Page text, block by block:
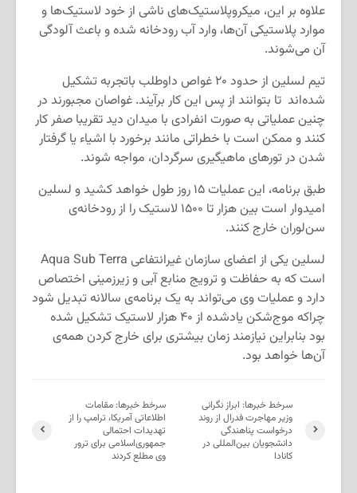
علاوه بر این، میکروپلاستیک‌های ناشی از خود لاستیک‌ها و
موارد پلاستیکی آن‌ها، وارد آب رودخانه شده و باعث آلودگی
آن می‌شوند.
تیم لسلین از حدود ۲۰ غواص داوطلب باتجربه تشکیل
شده‌اند تا بتوانند از پس این کار برآیند. غواصان مجبورند در
چنین عملیاتی به صورت انفرادی با میدان دید تقریبا صفر کار
کنند و ممکن است با خطراتی مانند برخورد با اشیاء یا گرفتار
شدن در تورهای ماهیگیری سرگردان، مواجه شوند.
طبق برنامه‌، این عملیات ۱۵ روز طول خواهد کشید و لسلین
امیدوار است بین هزار تا ۱۵۰۰ لاستیک را از رودخانه‌ی
سن‌لوران خارج کنند.
لسلین یکی از اعضای سازمان غیرانتفاعی Aqua Sub Terra
است که به حفاظت و ترویج منابع آبی و زیرزمینی اختصاص
دارد و عملیات وی می‌تواند به یک برنامه‌ی سالانه تبدیل شود
چراکه موج‌شکن یادشده از ۴۰ هزار لاستیک تشکیل شده
بود بنابراین نیازمند زمان بیشتری برای خارج کردن همه‌ی
آن‌ها خواهد بود.
سرخط خبرها: مقامات
اطلاعاتی آمریکا، ترامپ را از
تهدیدات احتمالی
جمهوری‌اسلامی برای ترور
وی مطلع کردند
سرخط خبرها: ابراز نگرانی
وزیر مهاجرت فدرال از روند
درخواست پناهندگی
دانشجویان بین‌المللی در
کانادا